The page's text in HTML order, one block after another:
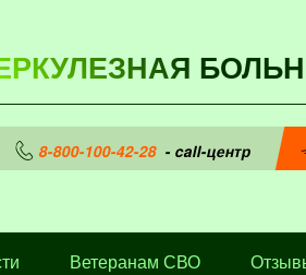
8-800-100-42-28- call-центр
Ветеранам СВО